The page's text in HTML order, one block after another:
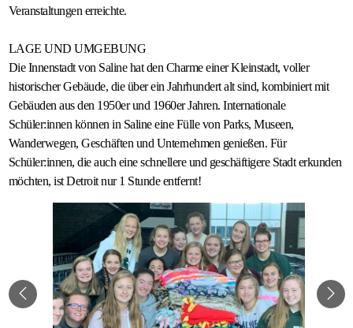
Veranstaltungen erreichte.
LAGE UND UMGEBUNG
Die Innenstadt von Saline hat den Charme einer Kleinstadt, voller
historischer Gebäude, die über ein Jahrhundert alt sind, kombiniert mit
Gebäuden aus den 1950er und 1960er Jahren. Internationale
Schüler:innen können in Saline eine Fülle von Parks, Museen,
Wanderwegen, Geschäften und Unternehmen genießen. Für
Schüler:innen, die auch eine schnellere und geschäftigere Stadt erkunden
möchten, ist Detroit nur 1 Stunde entfernt!